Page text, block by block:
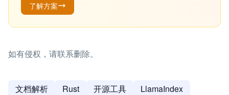
了解方案
如有侵权，请联系删除。
文档解析 Rust 开源工具
LlamaIndex